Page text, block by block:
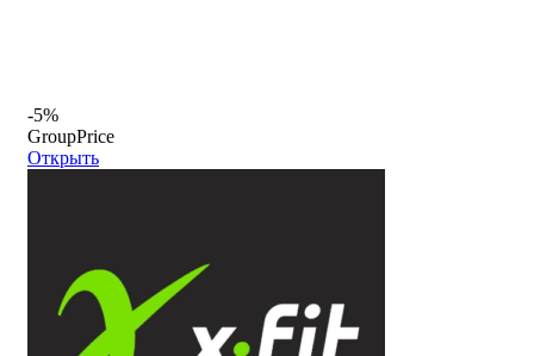
-5%
GroupPrice
Открыть